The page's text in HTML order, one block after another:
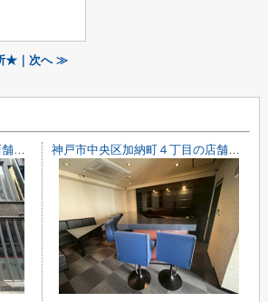
★｜次へ ≫
神戸市中央区加納町４丁目の店舗一部 神戸市中央区加納町４丁目の店舗一部